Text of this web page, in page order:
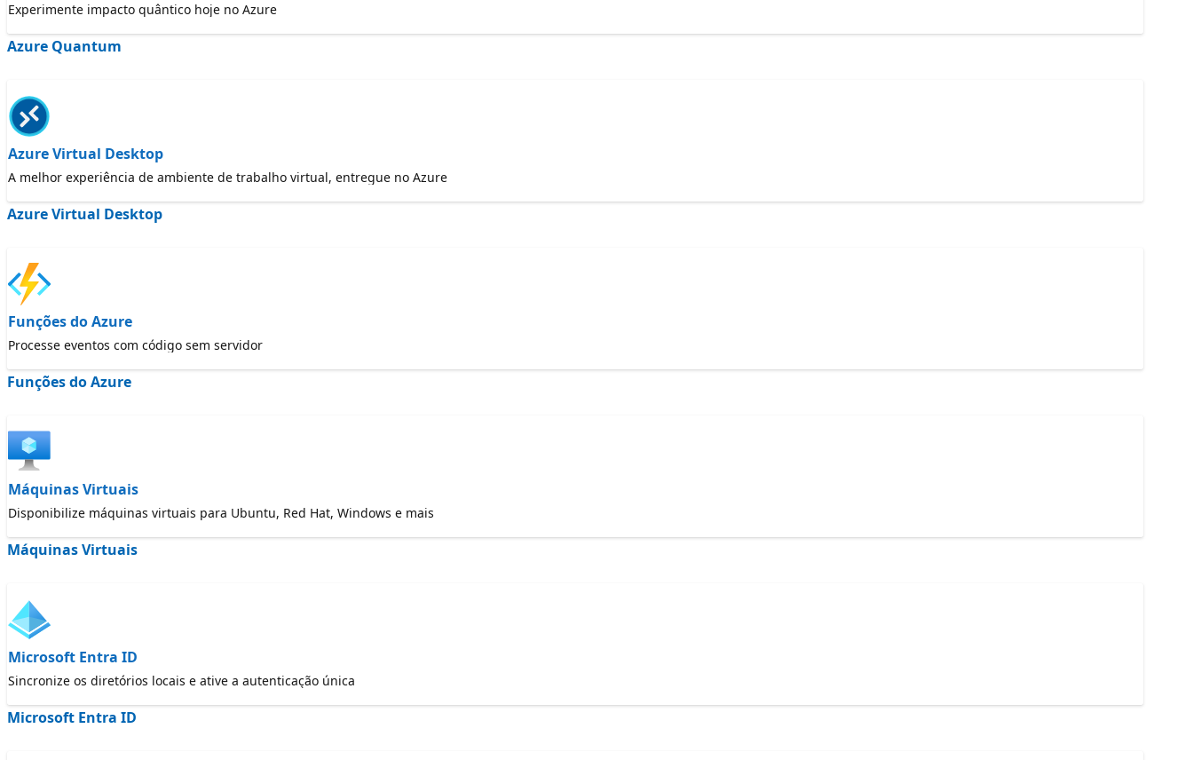
Experimente impacto quântico hoje no Azure
Azure Quantum
Azure Virtual Desktop
A melhor experiência de ambiente de trabalho virtual, entregue no Azure
Azure Virtual Desktop
Funções do Azure
Processe eventos com código sem servidor
Funções do Azure
Máquinas Virtuais
Disponibilize máquinas virtuais para Ubuntu, Red Hat, Windows e mais
Máquinas Virtuais
Microsoft Entra ID
Sincronize os diretórios locais e ative a autenticação única
Microsoft Entra ID